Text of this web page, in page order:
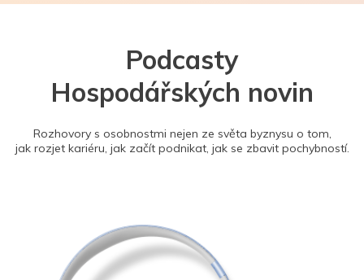
Podcasty
Hospodářských novin
Rozhovory s osobnostmi nejen ze světa byznysu o tom,
jak rozjet kariéru, jak začít podnikat, jak se zbavit pochybností.